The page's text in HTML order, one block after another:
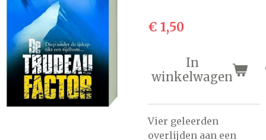
€ 1,50
In
winkelwagen
Vier geleerden
overlijden aan een